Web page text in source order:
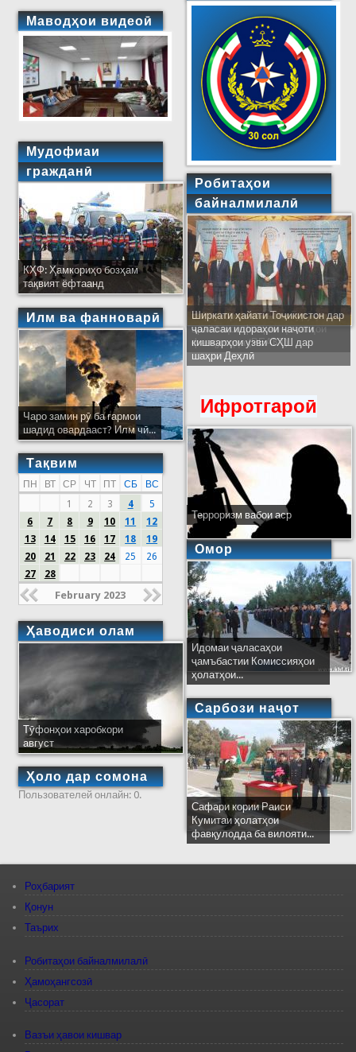
Маводҳои видеоӣ
Мудофиаи
гражданӣ
КҲФ: Ҳамкориҳо бозҳам
тақвият ёфтаанд
Илм ва фанноварӣ
Чаро замин рӯ ба гармои
шадид овардааст? Илм чӣ...
Тақвим
ПН ВТ СР ЧТ ПТ СБ
ВС
1
2 3 4
5
6
7 8 9 10 11
12
13
14 15 16 17 18
19
20
21 22 23 24 25
26
27
28
February 2023
Ҳаводиси олам
Тӯфонҳои харобкори
август
Ҳоло дар сомона
Пользователей онлайн: 0.
Робитаҳои
байналмилалӣ
Ширкати ҳайати Тоҷикистон дар
ҷаласаи идораҳои наҷоти
кишварҳои узви СҲШ дар
шаҳри Деҳлӣ
Ифротгароӣ
Терроризм вабои аср
Омор
Идомаи ҷаласаҳои
ҷамъбастии Комиссияҳои
ҳолатҳои...
Сарбози наҷот
Сафари кории Раиси
Кумитаи ҳолатҳои
фавқулодда ба вилояти...
Роҳбарият
Қонун
Таърих
Робитаҳои байналмилалӣ
Ҳамоҳангсозӣ
Ҷасорат
Вазъи ҳавои кишвар